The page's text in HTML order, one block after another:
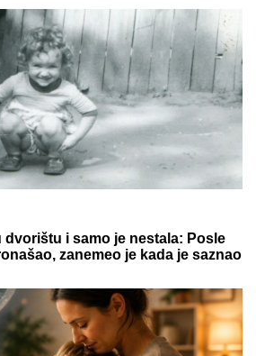
odbojkaš otkrio hit anegdotu:
u kafić prepun navijača Zvezde
Partizana, a onda....
ZAGRMEO POSLE
"Nek ostave momke na
Evo šta kaže o isključenju